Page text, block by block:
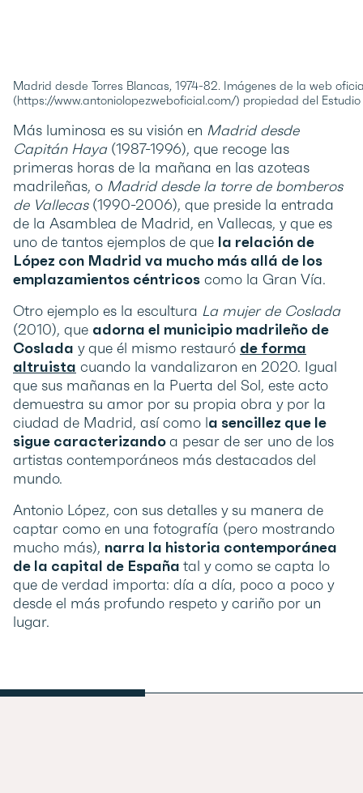
Madrid desde Torres Blancas, 1974-82. Imágenes de la web
(https://www.antoniolopezweboficial.com/) propiedad del
Más luminosa es su visión en Madrid desde
Capitán Haya (1987-1996), que recoge las
primeras horas de la mañana en las azoteas
madrileñas, o Madrid desde la torre de bomberos
de Vallecas(1990-2006), que preside la entrada
de la Asamblea de Madrid, en Vallecas, y que es
uno de tantos ejemplos de que la relación de
López con Madrid va mucho más allá de los
emplazamientos céntricos como la Gran Vía.
Otro ejemplo es la escultura La mujer de Coslada
(2010), que adorna el municipio madrileño de
Coslada y que él mismo restauró de forma
altruista cuando la vandalizaron en 2020. Igual
que sus mañanas en la Puerta del Sol, este acto
demuestra su amor por su propia obra y por la
ciudad de Madrid, así como la sencillez que le
sigue caracterizandoa pesar de ser uno de los
artistas contemporáneos más destacados del
mundo.
Antonio López, con sus detalles y su manera de
captar como en una fotografía (pero mostrando
mucho más), narra la historia contemporánea
de la capital de España tal y como se capta lo
que de verdad importa: día a día, poco a poco y
desde el más profundo respeto y cariño por un
lugar.